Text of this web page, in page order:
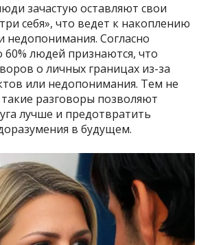
зачастую оставляют свои
себя», что ведет к накоплению
недопонимания. Согласно
60% людей признаются, что
о личных границах из-за
или недопонимания. Тем не
разговоры позволяют
лучше и предотвратить
в будущем.